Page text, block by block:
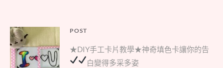
文
章
導
POST
Parent
post:
★DIY手工卡片教學★神奇填色卡讓你的告
白變得多采多姿